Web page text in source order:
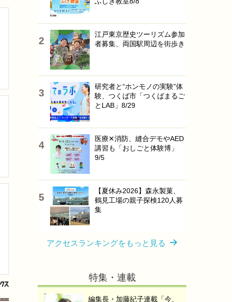
江戸東京歴史ツーリズム参加
者募集、両国駅周辺を街歩き
研究者と“ホンモノの実験”体
験、つくば市「つくばまるご
とLAB」8/29
医療✕消防、縫合デモやAED
講習も「おしごと体験博」
9/5
【夏休み2026】森永製菓、
鶴見工場の親子探検120人募
集
アクセスランキングをもっと見る
特集・連載
編集長・加藤紀子連載「今、